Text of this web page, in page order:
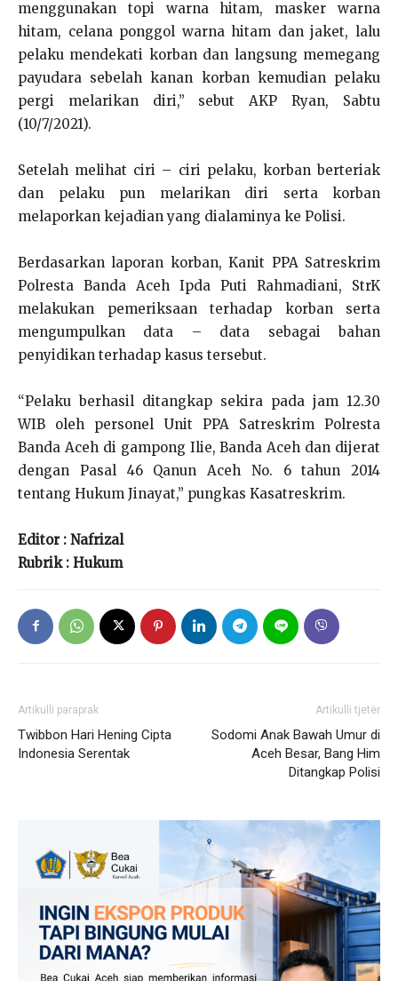
menggunakan topi warna hitam, masker warna
hitam, celana ponggol warna hitam dan jaket, lalu
pelaku mendekati korban dan langsung memegang
payudara sebelah kanan korban kemudian pelaku
pergi melarikan diri,’’ sebut AKP Ryan, Sabtu
(10/7/2021).
Setelah melihat ciri – ciri pelaku, korban berteriak
dan pelaku pun melarikan diri serta korban
melaporkan kejadian yang dialaminya ke Polisi.
Berdasarkan laporan korban, Kanit PPA Satreskrim
Polresta Banda Aceh Ipda Puti Rahmadiani, StrK
melakukan pemeriksaan terhadap korban serta
mengumpulkan data – data sebagai bahan
penyidikan terhadap kasus tersebut.
“Pelaku berhasil ditangkap sekira pada jam 12.30
WIB oleh personel Unit PPA Satreskrim Polresta
Banda Aceh di gampong Ilie, Banda Aceh dan dijerat
dengan Pasal 46 Qanun Aceh No. 6 tahun 2014
tentang Hukum Jinayat,” pungkas Kasatreskrim.
Editor : Nafrizal
Rubrik : Hukum
Artikulli paraprak
Twibbon Hari Hening Cipta
Indonesia Serentak
Artikulli tjetër
Sodomi Anak Bawah Umur di
Aceh Besar, Bang Him
Ditangkap Polisi